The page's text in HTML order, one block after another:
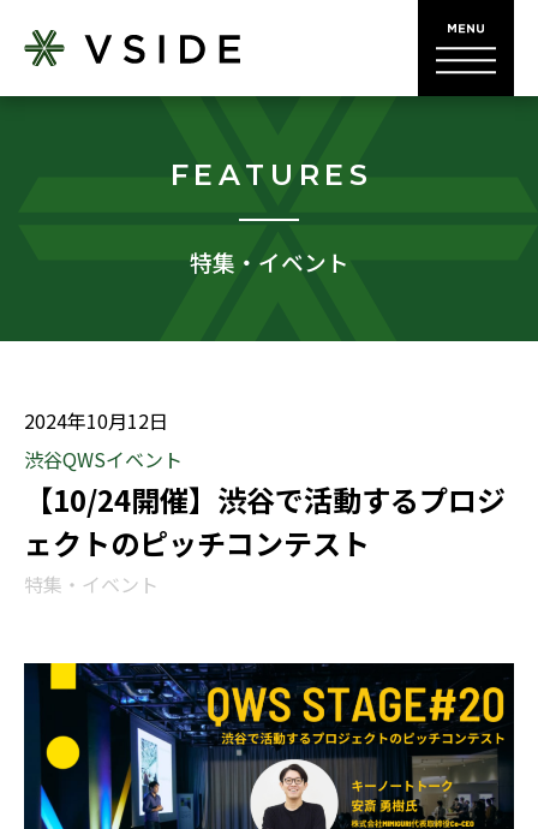
FEATURES
特集・イベント
2024年10月12日
渋谷QWSイベント
【10/24開催】渋谷で活動するプロジ
ェクトのピッチコンテスト
特集・イベント